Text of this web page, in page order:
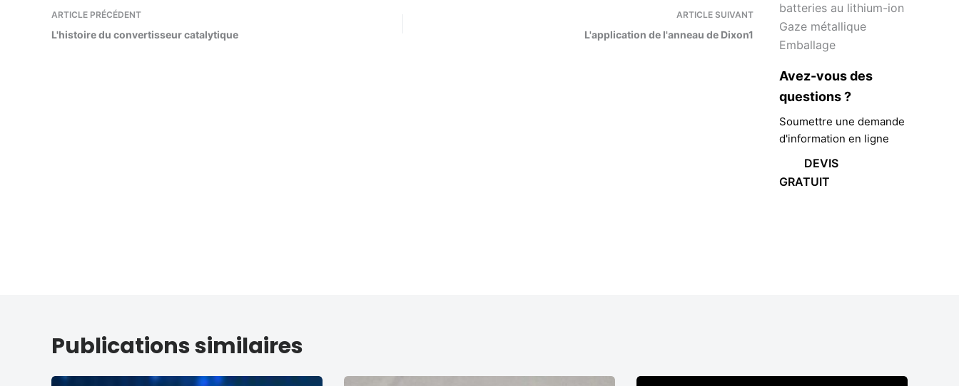
ARTICLE PRÉCÉDENT
L'histoire du convertisseur catalytique
ARTICLE SUIVANT
L'application de l'anneau de Dixon1
batteries au lithium-ion
Gaze métallique
Emballage
Avez-vous des
questions ?
Soumettre une demande
d'information en ligne
DEVIS
GRATUIT
Publications similaires